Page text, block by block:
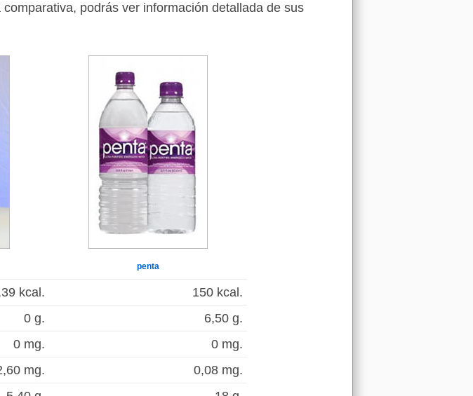
podrás ver información detallada de sus
penta
kcal.
150 kcal.
0 g.
6,50 g.
0 mg.
0 mg.
mg.
0,08 mg.